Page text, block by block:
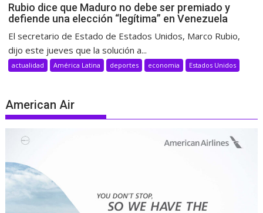
Rubio dice que Maduro no debe ser premiado y
defiende una elección “legítima” en Venezuela
El secretario de Estado de Estados Unidos, Marco Rubio,
dijo este jueves que la solución a...
actualidad América Latina deportes economia Estados Unidos
American Air